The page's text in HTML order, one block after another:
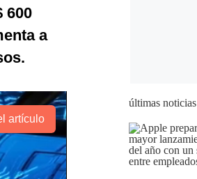
600
a
artículo
últimas noticias